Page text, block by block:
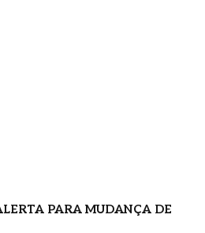
PARA MUDANÇA DE